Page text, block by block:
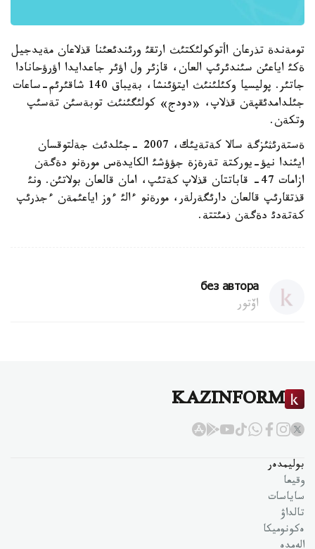
تومةندة تذرعان اأتوكولئكتئث ارتقئ ورئندئعئنا قذلاعان مةيدجيل
ةكئ اياعئن سئندئرئپ العان، قازئر ول اؤئر جاعدايدا اؤرؤحانادا
جاتئر. پوليسيا وكئلئنئث ايتؤئنشا، بةيباق 140 شاقئرئم-ساعات
جئلدامدئقپةن قذلاپ، «دودج» كولئگئنئث توبةسئن تةسئپ
وتكةن.
ةستةرئثئزگة سالا كةتةيئك، 2007 -جئلدئث جةلتوقسان
ايئندا نيؤ-يوركتة تةرةزة جؤؤشئ الكايدةس مورةنو دةگةن
ازامات 47- قاباتتان قذلاپ كةتئپ، امان قالعان بولاتئن. ونئ
قذتقارئپ قالعان دارئگةرلةر، مورةنو ءالئ ءوز اياعئمةن ءجذرئپ
كةتةدئ دةگةن ذمئتتة.
без автора
اۆتور
KAZINFORM
بوليمدەر
وقيعا
ساياسات
تالداۋ
ەكونوميكا